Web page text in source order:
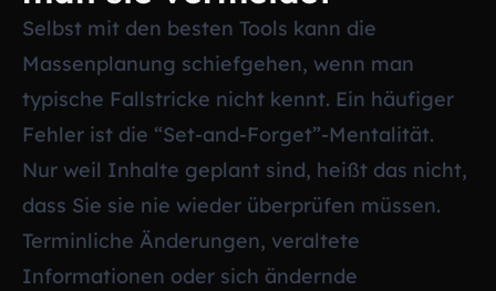
Selbst mit den besten Tools kann die
Massenplanung schiefgehen, wenn man
typische Fallstricke nicht kennt. Ein häufiger
Fehler ist die “Set-and-Forget”-Mentalität.
Nur weil Inhalte geplant sind, heißt das nicht,
dass Sie sie nie wieder überprüfen müssen.
Terminliche Änderungen, veraltete
Informationen oder sich ändernde